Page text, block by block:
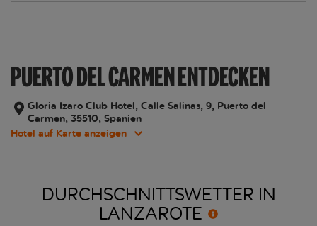
PUERTO DEL CARMEN ENTDECKEN
Gloria Izaro Club Hotel, Calle Salinas, 9, Puerto del
Carmen, 35510, Spanien
Hotel auf Karte anzeigen
DURCHSCHNITTSWETTER IN
LANZAROTE